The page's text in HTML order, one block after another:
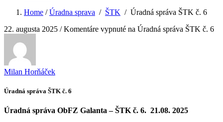
Home /Úradna sprava / ŠTK / Úradná správa ŠTK č. 6
22. augusta 2025 /Komentáre vypnuté na Úradná správa ŠTK č. 6
Milan Horňáček
Úradná správa ŠTK č. 6
Úradná správa ObFZ Galanta – ŠTK č. 6. 21.08. 2025